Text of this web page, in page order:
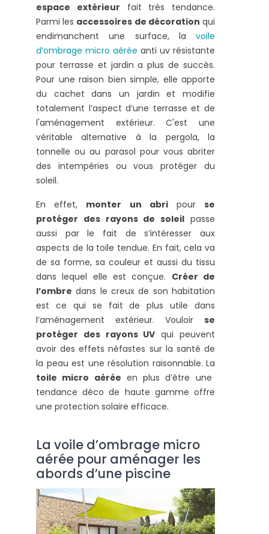
espace extérieur fait très tendance.
Parmi les accessoires de décoration qui
endimanchent une surface, la voile
d’ombrage micro aérée anti uv résistante
pour terrasse et jardin a plus de succès.
Pour une raison bien simple, elle apporte
du cachet dans un jardin et modifie
totalement l’aspect d’une terrasse et de
l'aménagement extérieur. C'est une
véritable alternative à la pergola, la
tonnelle ou au parasol pour vous abriter
des intempéries ou vous protéger du
soleil.
En effet, monter un abripourse
protéger des rayons de soleil passe
aussi par le fait de s’intéresser aux
aspects de la toile tendue. En fait, cela va
de sa forme, sa couleur et aussi du tissu
dans lequel elle est conçue. Créer de
l’ombre dans le creux de son habitation
est ce qui se fait de plus utile dans
l’aménagement extérieur. Vouloir se
protéger des rayons UV qui peuvent
avoir des effets néfastes sur la santé de
la peau est une résolution raisonnable. La
toile micro aérée en plus d’être une
tendance déco de haute gamme offre
une protection solaire efficace.
La voile d’ombrage micro
aérée pour aménager les
abords d’une piscine